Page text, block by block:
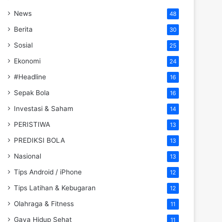
News 48
Berita 30
Sosial 25
Ekonomi 24
#Headline 16
Sepak Bola 16
Investasi & Saham 14
PERISTIWA 13
PREDIKSI BOLA 13
Nasional 13
Tips Android / iPhone 12
Tips Latihan & Kebugaran 12
Olahraga & Fitness 11
Gaya Hidup Sehat 11